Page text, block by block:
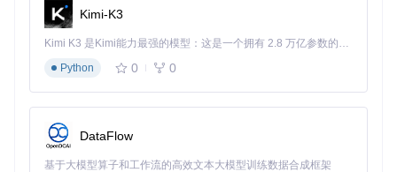
的无缝集成，扩展工具在云服务交互场景的应用能力。
AI增强功能正在测试阶段，该功能将通过分析用户操作模式，
状态检测算法能够识别操作失败场景并执行预设的恢复流程，
开始你的自动化之旅
Kimi-K3
Kimi K3 是Kimi能力最强的模型：这是一个拥有 2.8 万亿参数的混合专家（MoE）模型，具备原生视觉理解能力，并支持 100 万 token 的上下文窗口。
Python
0 0
DataFlow
基于大模型算子和工作流的高效文本大模型训练数据合成框架